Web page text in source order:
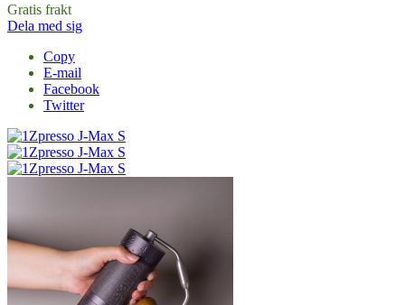
Gratis frakt
Dela med sig
Copy
E-mail
Facebook
Twitter